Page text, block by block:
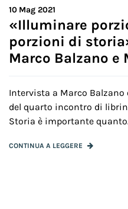
10 Mag 2021
«Illuminare
porzioni di
Marco Balzano e
Intervista a Marco Balzano
del quarto incontro di
Storia è importante
CONTINUA A LEGGERE